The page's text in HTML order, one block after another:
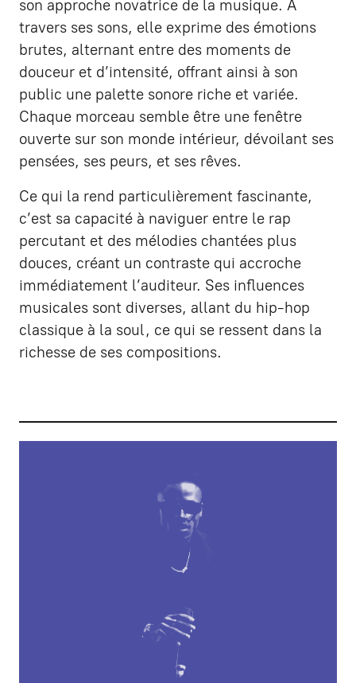
son approche novatrice de la musique. À
travers ses sons, elle exprime des émotions
brutes, alternant entre des moments de
douceur et d’intensité, offrant ainsi à son
public une palette sonore riche et variée.
Chaque morceau semble être une fenêtre
ouverte sur son monde intérieur, dévoilant ses
pensées, ses peurs, et ses rêves.
Ce qui la rend particulièrement fascinante,
c’est sa capacité à naviguer entre le rap
percutant et des mélodies chantées plus
douces, créant un contraste qui accroche
immédiatement l’auditeur. Ses influences
musicales sont diverses, allant du hip-hop
classique à la soul, ce qui se ressent dans la
richesse de ses compositions.